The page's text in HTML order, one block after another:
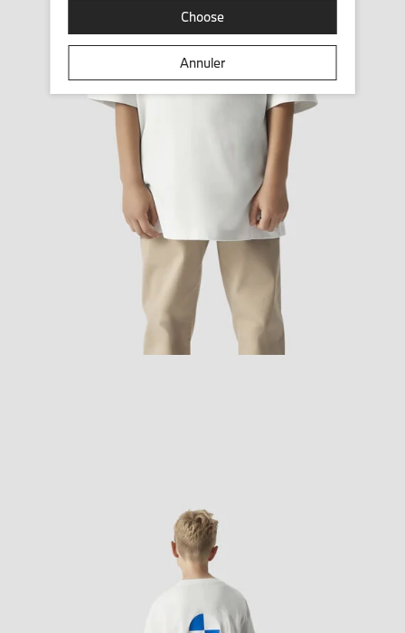
Choose
Annuler